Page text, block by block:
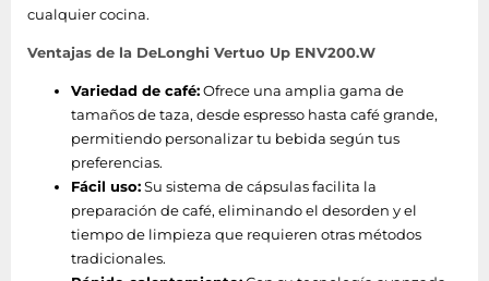
Preparación de
Si
Preparación de café
Múltiples bebidas Si
Desempeño
cualquier cocina.
Ventajas de la DeLonghi Vertuo Up ENV200.W
Variedad de café:Ofrece una amplia gama de
tamaños de taza, desde espresso hasta café grande,
permitiendo personalizar tu bebida según tus
preferencias.
Fácil uso:Su sistema de cápsulas facilita la
preparación de café, eliminando el desorden y el
tiempo de limpieza que requieren otras métodos
tradicionales.